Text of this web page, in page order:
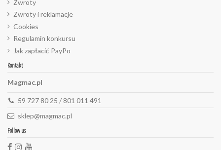
Zwroty
Zwroty i reklamacje
Cookies
Regulamin konkursu
Jak zapłacić PayPo
Kontakt
Magmac.pl
59 727 80 25 / 801 011 491
sklep@magmac.pl
Follow us